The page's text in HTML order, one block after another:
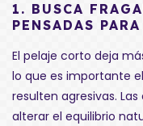
1. BUSCA
PENSADAS
El pelaje corto deja
lo que es importante
resulten agresivas.
alterar el equilibrio